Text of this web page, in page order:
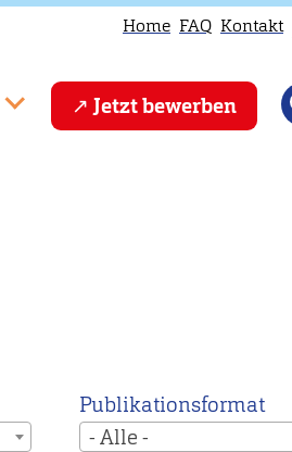
Home FAQ Kontakt
Jetzt bewerben
Publikationsformat
- Alle -